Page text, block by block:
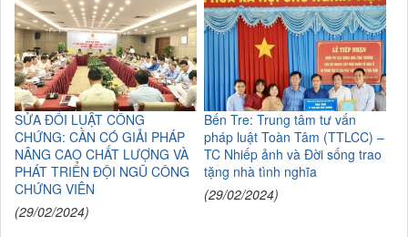
SỬA ĐỔI LUẬT CÔNG
CHỨNG: CẦN CÓ GIẢI PHÁP
NÂNG CAO CHẤT LƯỢNG VÀ
PHÁT TRIỂN ĐỘI NGŨ CÔNG
CHỨNG VIÊN
(29/02/2024)
Bến Tre: Trung tâm tư vấn
pháp luật Toàn Tâm (TTLCC) –
TC Nhiếp ảnh và Đời sống trao
tặng nhà tình nghĩa
(29/02/2024)